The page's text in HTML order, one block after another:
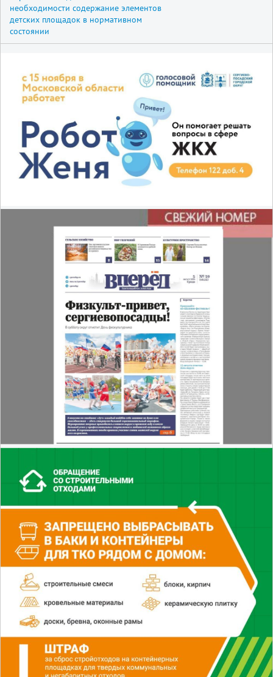
необходимости содержание элементов
детских площадок в нормативном
состоянии